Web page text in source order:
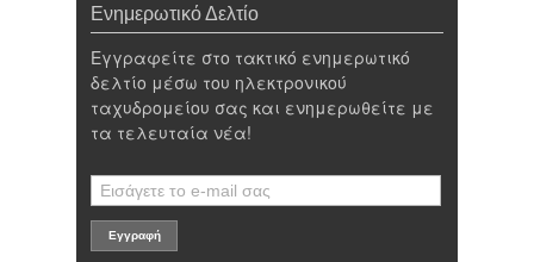
Ενημερωτικό Δελτίο
Εγγραφείτε στο τακτικό ενημερωτικό
δελτίο μέσω του ηλεκτρονικού
ταχυδρομείου σας και ενημερωθείτε με
τα τελευταία νέα!